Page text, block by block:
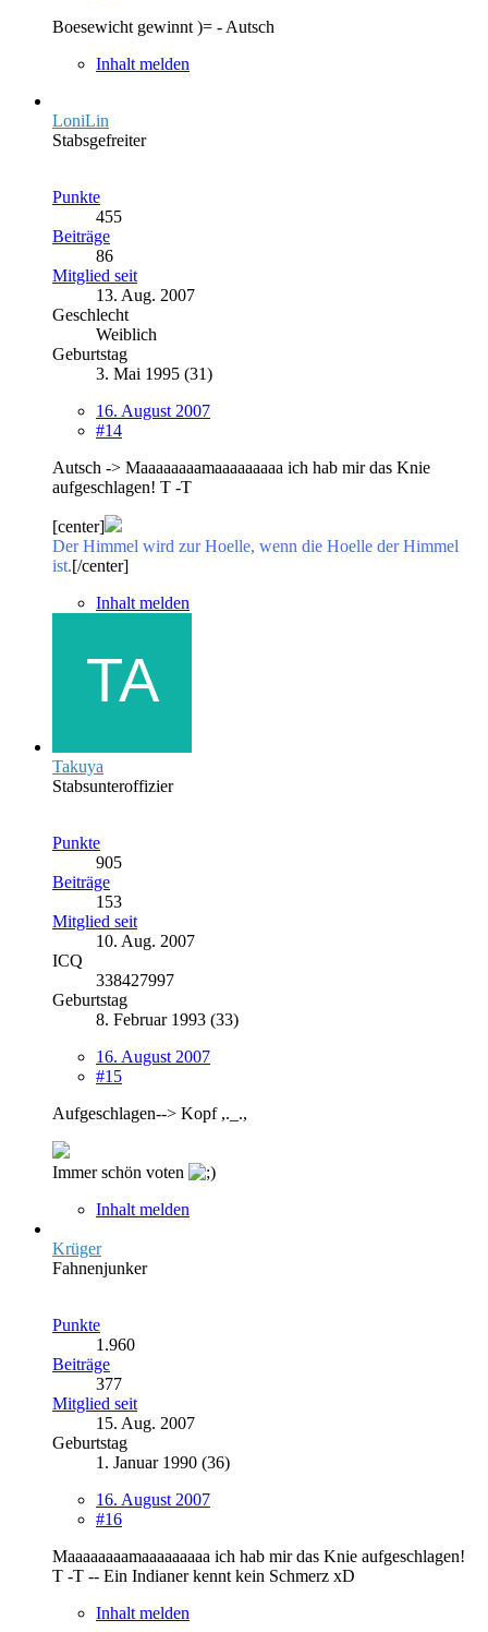
Boesewicht gewinnt )= - Autsch
Inhalt melden
LoniLin
Stabsgefreiter
Punkte
455
Beiträge
86
Mitglied seit
13. Aug. 2007
Geschlecht
Weiblich
Geburtstag
3. Mai 1995 (31)
16. August 2007
#14
Autsch -> Maaaaaaaamaaaaaaaaa ich hab mir das Knie
aufgeschlagen! T -T
[center]
Der Himmel wird zur Hoelle, wenn die Hoelle der Himmel
ist.[/center]
Inhalt melden
Takuya
Stabsunteroffizier
Punkte
905
Beiträge
153
Mitglied seit
10. Aug. 2007
ICQ
338427997
Geburtstag
8. Februar 1993 (33)
16. August 2007
#15
Aufgeschlagen--> Kopf ,._.,
Immer schön voten
Inhalt melden
Krüger
Fahnenjunker
Punkte
1.960
Beiträge
377
Mitglied seit
15. Aug. 2007
Geburtstag
1. Januar 1990 (36)
16. August 2007
#16
Maaaaaaaamaaaaaaaaa ich hab mir das Knie aufgeschlagen!
T -T -- Ein Indianer kennt kein Schmerz xD
Inhalt melden